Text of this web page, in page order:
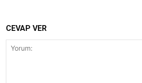
CEVAP VER